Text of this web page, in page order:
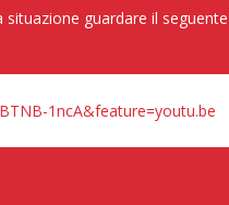
situazione guardare il
1ncA&feature=youtu.be